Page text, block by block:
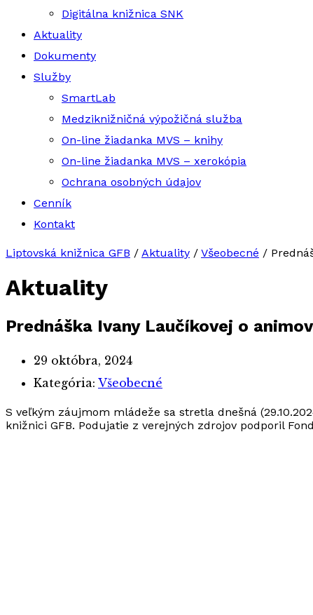
Digitálna knižnica SNK
Aktuality
Dokumenty
Služby
SmartLab
Medziknižničná výpožičná služba
On-line žiadanka MVS – knihy
On-line žiadanka MVS – xerokópia
Ochrana osobných údajov
Cenník
Kontakt
Liptovská knižnica GFB / Aktuality / Všeobecné /
Aktuality
Prednáška Ivany Laučíkovej o
29 októbra, 2024
Kategória: Všeobecné
S veľkým záujmom mládeže sa stretla dnešná
knižnici GFB. Podujatie z verejných zdrojov podporil